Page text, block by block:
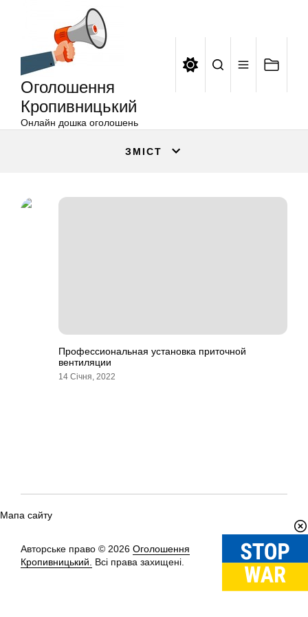
Оголошення
Кропивницький
Онлайн дошка оголошень
ЗМІСТ
Профессиональная установка приточной
вентиляции
14 Січня, 2022
Мапа сайту
Авторське право © 2026 Оголошення
Кропивницький.
Всі права захищені.
Вгору↑